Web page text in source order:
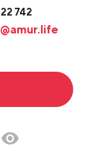
742